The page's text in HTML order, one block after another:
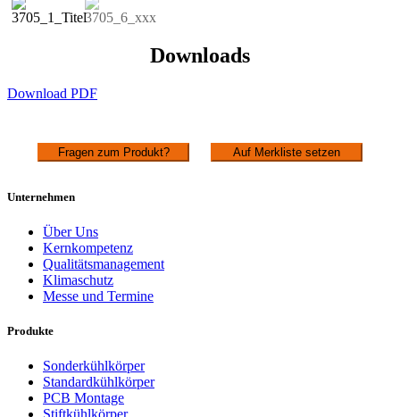
Downloads
Download PDF
Fragen zum Produkt? Auf Merkliste setzen
Unternehmen
Über Uns
Kernkompetenz
Qualitätsmanagement
Klimaschutz
Messe und Termine
Produkte
Sonderkühlkörper
Standardkühlkörper
PCB Montage